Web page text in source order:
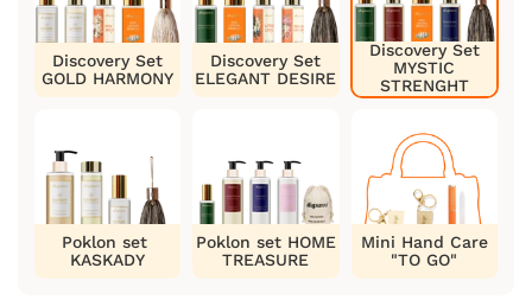
Discovery Set
GOLD HARMONY
Discovery Set
ELEGANT DESIRE
Discovery Set
MYSTIC
STRENGHT
Poklon set
KASKADY
Poklon set HOME
TREASURE
Mini Hand Care
"TO GO"